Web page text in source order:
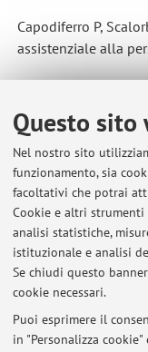
Questo
Nel nostro sito
funzionamento, sia
facoltativi che potrai
Cookie e altri
analisi statistiche,
istituzionale e analisi
Se chiudi questo
cookie necessari.
Puoi esprimere il
in "Personalizza
Capodiferro P,
assistenziale alla
Scalorbi S, Aporti
S L'evoluzione delle
di sanità pubblica e
of
public Health, 2003
Bernardi MG,
la relazione